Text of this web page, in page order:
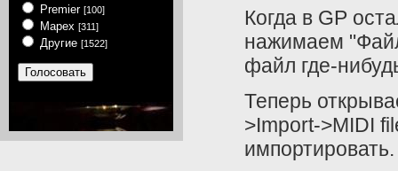
Когда в GP
нажимаем
файл где-
Теперь
>Import->MIDI
Premier [100]
Mapex [311]
Другие [1522]